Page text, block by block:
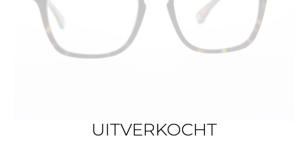
UITVERKOCHT
UITVERKOCHT